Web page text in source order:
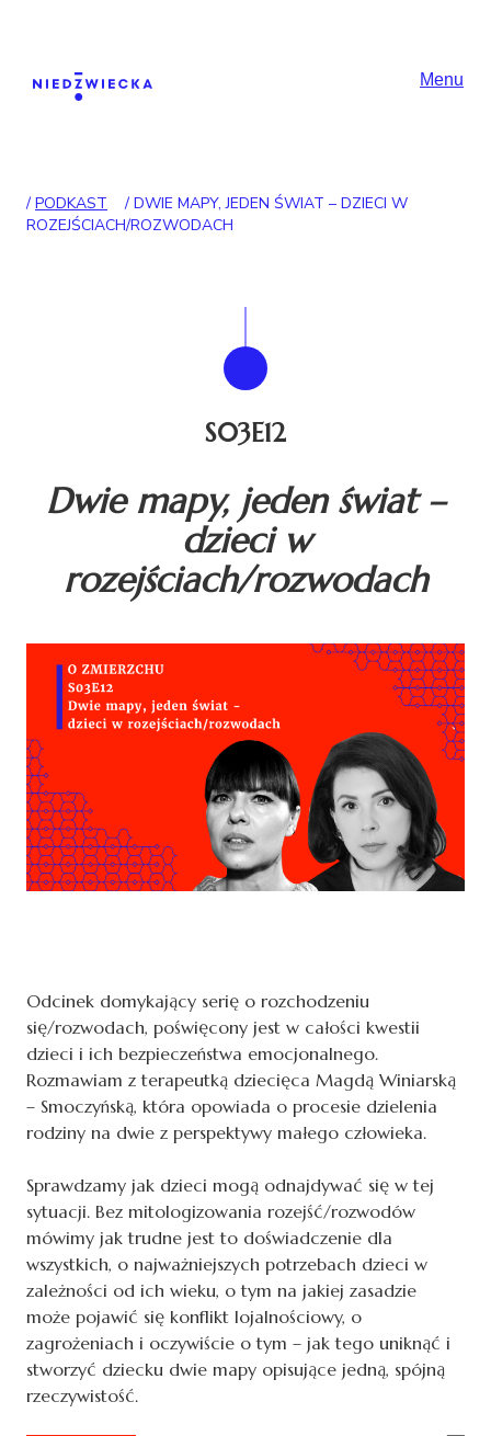
Główna Menu
/ PODKAST / DWIE MAPY, JEDEN ŚWIAT – DZIECI W
ROZEJŚCIACH/ROZWODACH
Dwie mapy, jeden świat –
dzieci w
rozejściach/rozwodach
S03E12
Odcinek domykający serię o rozchodzeniu
się/rozwodach, poświęcony jest w całości kwestii
dzieci i ich bezpieczeństwa emocjonalnego.
Rozmawiam z terapeutką dziecięca Magdą Winiarską
– Smoczyńską, która opowiada o procesie dzielenia
rodziny na dwie z perspektywy małego człowieka.
Sprawdzamy jak dzieci mogą odnajdywać się w tej
sytuacji. Bez mitologizowania rozejść/rozwodów
mówimy jak trudne jest to doświadczenie dla
wszystkich, o najważniejszych potrzebach dzieci w
zależności od ich wieku, o tym na jakiej zasadzie
może pojawić się konflikt lojalnościowy, o
zagrożeniach i oczywiście o tym – jak tego uniknąć i
stworzyć dziecku dwie mapy opisujące jedną, spójną
rzeczywistość.